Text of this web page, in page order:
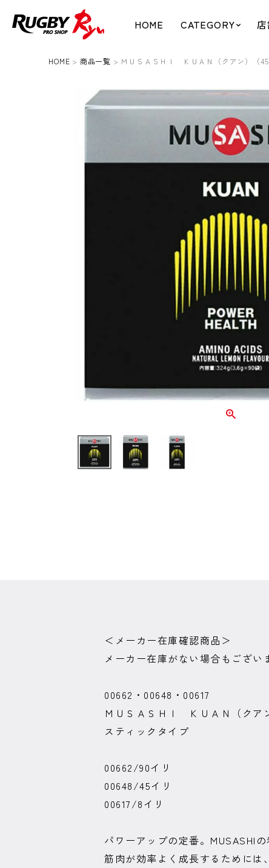
HOME CATEGORY
HOME 商品一覧 ＭＵＳＡＳＨＩ ＫＵＡＮ（クアン）（45
＜メーカー在庫確認商品＞
メーカー在庫がない場合もござい
00662・00648・00617
ＭＵＳＡＳＨＩ ＫＵＡＮ（クア
スティックタイプ
00662/90イリ
00648/45イリ
00617/8イリ
パワーアップの定番。MUSASHIの
筋肉が効率よく成長するためには